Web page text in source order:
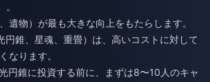
遺物）が最も大きな向上をもたらします。
円錐、星魂、重畳）は、高いコストに対して
なります。
円錐に投資する前に、まずは8〜10人のキャ